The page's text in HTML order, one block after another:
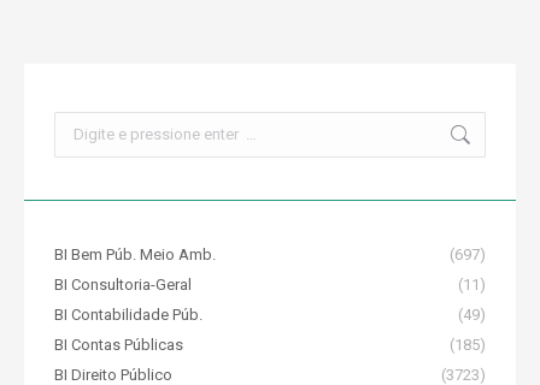
BI Bem Púb. Meio Amb.
(697)
BI Consultoria-Geral
(11)
BI Contabilidade Púb.
(49)
BI Contas Públicas
(185)
BI Direito Público
(3723)